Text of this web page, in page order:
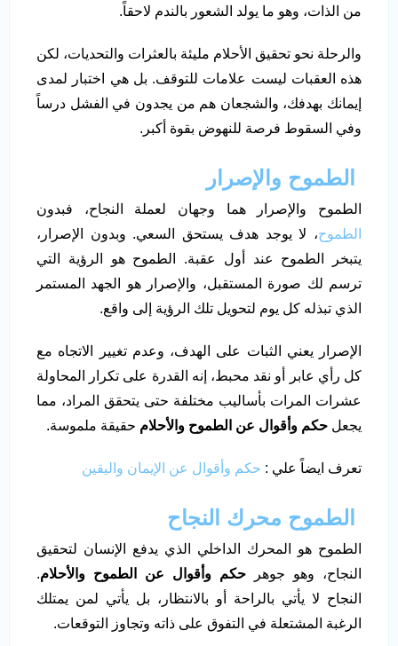
من الذات، وهو ما يولد الشعور بالندم لاحقاً.
والرحلة نحو تحقيق الأحلام مليئة بالعثرات والتحديات، لكن
هذه العقبات ليست علامات للتوقف. بل هي اختبار لمدى
إيمانك بهدفك، والشجعان هم من يجدون في الفشل درساً
وفي السقوط فرصة للنهوض بقوة أكبر.
الطموح والإصرار
الطموح والإصرار هما وجهان لعملة النجاح، فبدون
الطموح، لا يوجد هدف يستحق السعي. وبدون الإصرار،
يتبخر الطموح عند أول عقبة. الطموح هو الرؤية التي
ترسم لك صورة المستقبل، والإصرار هو الجهد المستمر
الذي تبذله كل يوم لتحويل تلك الرؤية إلى واقع.
الإصرار يعني الثبات على الهدف، وعدم تغيير الاتجاه مع
كل رأي عابر أو نقد محبط، إنه القدرة على تكرار المحاولة
عشرات المرات بأساليب مختلفة حتى يتحقق المراد، مما
يجعل حكم وأقوال عن الطموح والأحلام حقيقة ملموسة.
تعرف ايضاً علي : حكم وأقوال عن الإيمان واليقين
الطموح محرك النجاح
الطموح هو المحرك الداخلي الذي يدفع الإنسان لتحقيق
النجاح، وهو جوهر حكم وأقوال عن الطموح والأحلام.
النجاح لا يأتي بالراحة أو بالانتظار، بل يأتي لمن يمتلك
الرغبة المشتعلة في التفوق على ذاته وتجاوز التوقعات.